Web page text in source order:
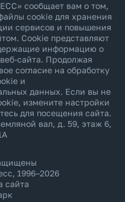
сообщает вам о том,
cookie для хранения
сервисов и повышения
Cookie представляют
информацию о
сайта. Продолжая
согласие на обработку
и
данных. Если вы не
измените настройки
для посещения сайта.
вал, д. 59, этаж 6,
1996–2026
сайта